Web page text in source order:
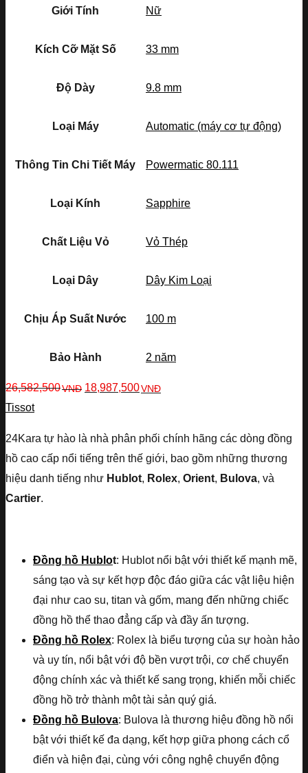
Giới Tính Nữ
Kích Cỡ Mặt Số 33 mm
Độ Dày 9.8 mm
Loại Máy Automatic (máy cơ tự động)
Thông Tin Chi Tiết Máy Powermatic 80.111
Loại Kính Sapphire
Chất Liệu Vỏ Vỏ Thép
Loại Dây Dây Kim Loại
Chịu Áp Suất Nước 100 m
Bảo Hành 2 năm
26,582,500VNĐ 18,987,500VNĐ
Tissot
24Kara tự hào là nhà phân phối chính hãng các dòng đồng
hồ cao cấp nổi tiếng trên thế giới, bao gồm những thương
hiệu danh tiếng như Hublot, Rolex, Orient, Bulova, và
Cartier.
Đồng hồ Hublot: Hublot nổi bật với thiết kế mạnh mẽ,
sáng tạo và sự kết hợp độc đáo giữa các vật liệu hiện
đại như cao su, titan và gốm, mang đến những chiếc
đồng hồ thể thao đẳng cấp và đầy ấn tượng.
Đồng hồ Rolex: Rolex là biểu tượng của sự hoàn hảo
và uy tín, nổi bật với độ bền vượt trội, cơ chế chuyển
động chính xác và thiết kế sang trọng, khiến mỗi chiếc
đồng hồ trở thành một tài sản quý giá.
Đồng hồ Bulova: Bulova là thương hiệu đồng hồ nổi
bật với thiết kế đa dạng, kết hợp giữa phong cách cổ
điển và hiện đại, cùng với công nghệ chuyển động